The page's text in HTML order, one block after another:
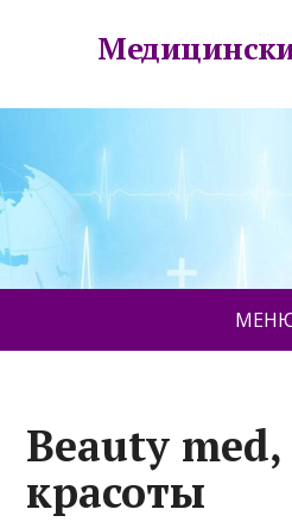
Beauty med,
красоты